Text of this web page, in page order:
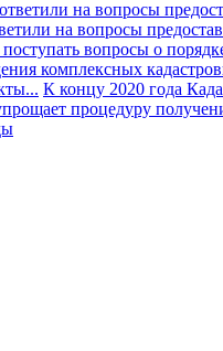
на вопросы
вопросы о
комплексных
К концу 2020 года
процедуру